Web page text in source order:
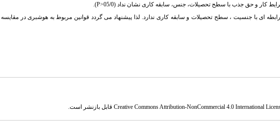
کار و حق جذب با سطح تحصیلات، جنس، سابقه کاری نشان نداد (05/0 P>
).
ای با جنسیت ، سطح تحصیلات و سابقه کاری ندارد. لذا پیشنهاد می گردد قوانین مربوط به هوشبری در مقایسه
Creative Commons Attribution-NonCommercial 4.0 Internationalقابل بازنشر است.